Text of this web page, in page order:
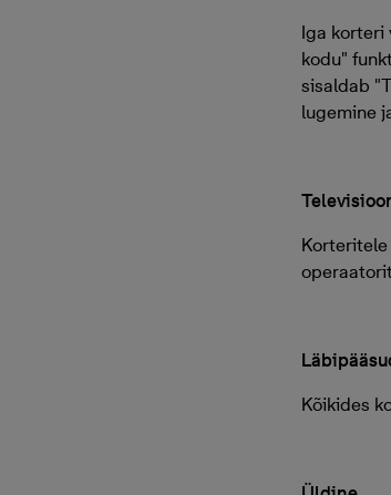
Iga korteri
kodu"
sisaldab
lugemine
Kõikides